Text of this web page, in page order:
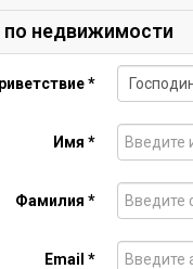
по недвижимости
*
Имя *
Фамилия *
Email *